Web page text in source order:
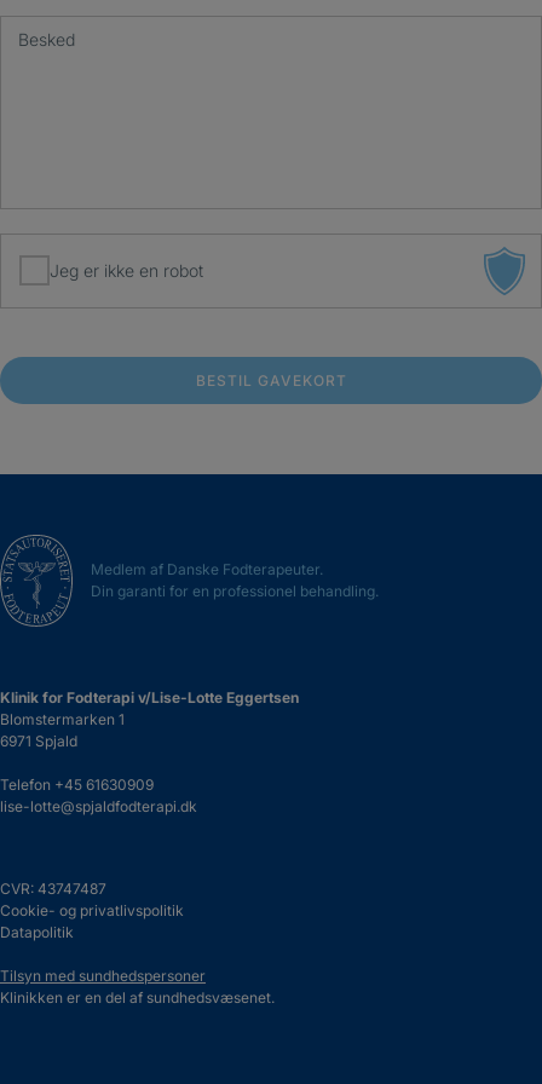
Jeg er ikke en robot
Medlem af Danske Fodterapeuter.
Din garanti for en professionel behandling.
Klinik for Fodterapi v/Lise-Lotte Eggertsen
Blomstermarken 1
6971 Spjald
Telefon +45 61630909
lise-lotte@spjaldfodterapi.dk
CVR: 43747487
Cookie- og privatlivspolitik
Datapolitik
Tilsyn med sundhedspersoner
Klinikken er en del af sundhedsvæsenet.